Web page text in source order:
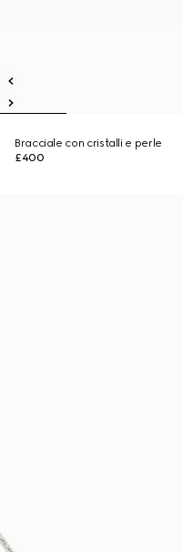
Bracciale con cristalli e perle
£400